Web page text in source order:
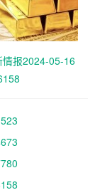
报2024-05-16